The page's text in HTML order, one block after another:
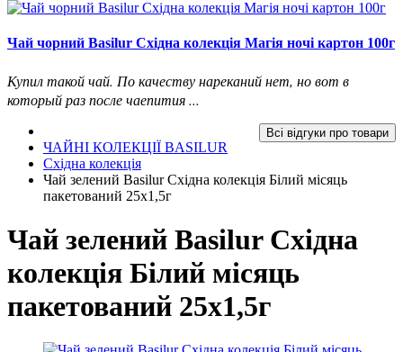
Чай чорний Basilur Східна колекція Магія ночі картон 100г
Купил такой чай. По качеству нареканий нет, но вот в
который раз после чаепития ...
Всі відгуки про товари
ЧАЙНІ КОЛЕКЦІЇ BASILUR
Східна колекція
Чай зелений Basilur Східна колекція Білий місяць
пакетований 25х1,5г
Чай зелений Basilur Східна
колекція Білий місяць
пакетований 25х1,5г